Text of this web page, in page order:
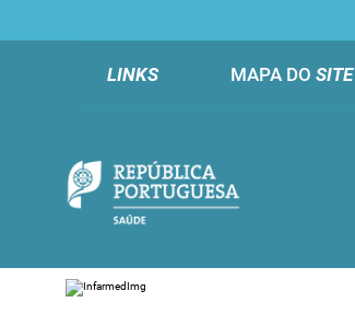
LINKS MAPA DO SITE